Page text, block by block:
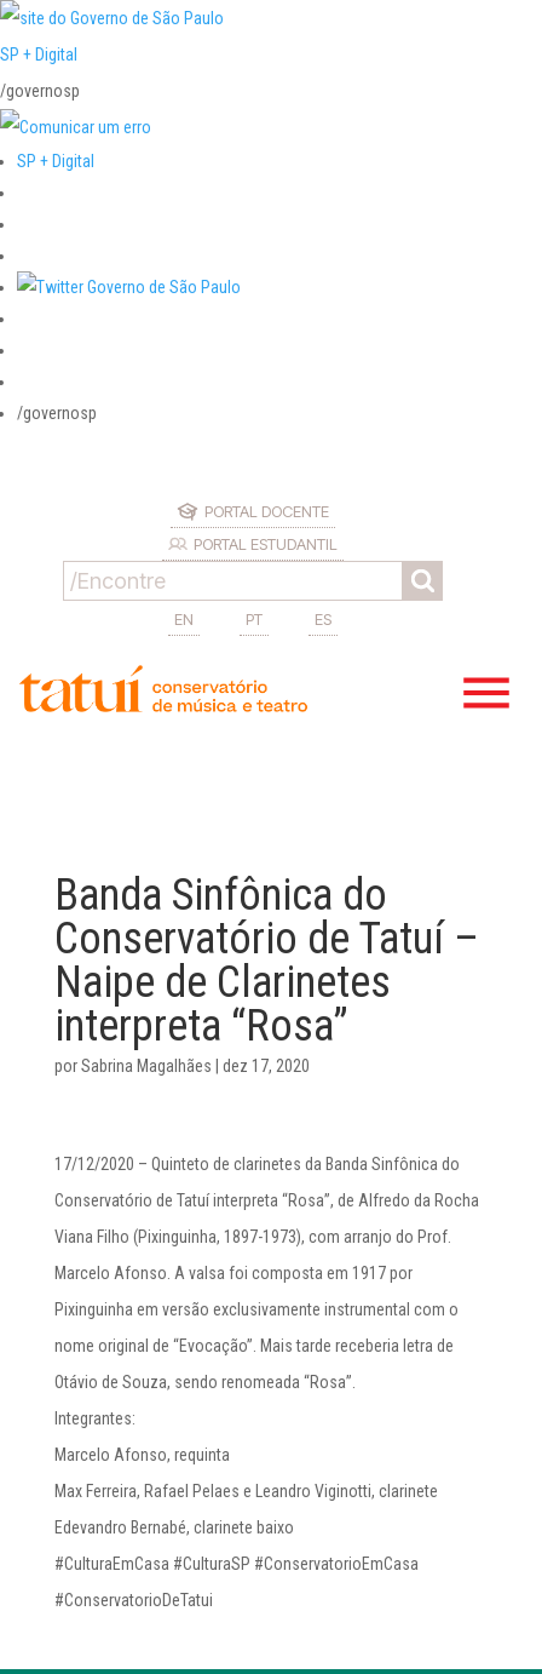
SP + Digital
/governosp
SP + Digital
/governosp
PORTAL DOCENTE
PORTAL ESTUDANTIL
EN PT ES
Banda Sinfônica do
Conservatório de Tatuí –
Naipe de Clarinetes
interpreta “Rosa”
porSabrina Magalhães dez 17, 2020
17/12/2020 – Quinteto de clarinetes da Banda Sinfônica do
Conservatório de Tatuí interpreta “Rosa”, de Alfredo da Rocha
Viana Filho (Pixinguinha, 1897-1973), com arranjo do Prof.
Marcelo Afonso. A valsa foi composta em 1917 por
Pixinguinha em versão exclusivamente instrumental com o
nome original de “Evocação”. Mais tarde receberia letra de
Otávio de Souza, sendo renomeada “Rosa”.
Integrantes:
Marcelo Afonso, requinta
Max Ferreira, Rafael Pelaes e Leandro Viginotti, clarinete
Edevandro Bernabé, clarinete baixo
#CulturaEmCasa #CulturaSP #ConservatorioEmCasa
#ConservatorioDeTatui